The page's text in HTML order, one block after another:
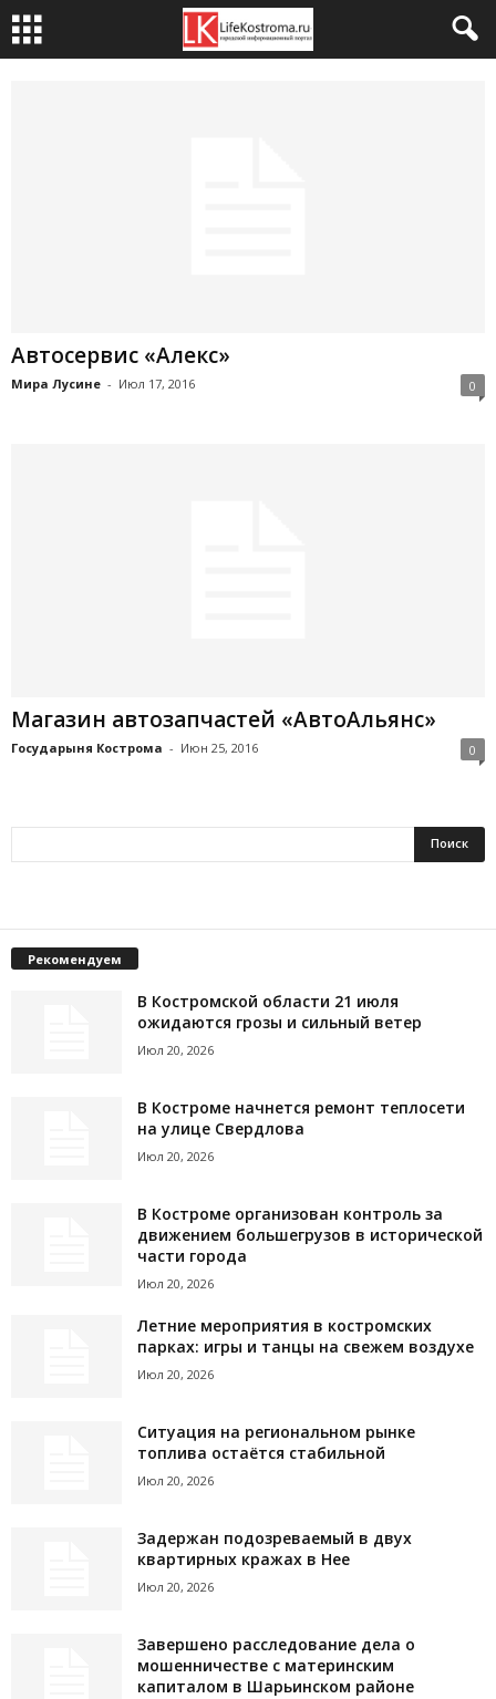
Автосервис «Алекс»
Мира Лусине - Июл 17, 2016 0
Магазин автозапчастей «АвтоАльянс»
Государыня Кострома - Июн 25, 2016 0
Рекомендуем
В Костромской области 21 июля
ожидаются грозы и сильный ветер
Июл 20, 2026
В Костроме начнется ремонт теплосети
на улице Свердлова
Июл 20, 2026
В Костроме организован контроль за
движением большегрузов в исторической
части города
Июл 20, 2026
Летние мероприятия в костромских
парках: игры и танцы на свежем воздухе
Июл 20, 2026
Ситуация на региональном рынке
топлива остаётся стабильной
Июл 20, 2026
Задержан подозреваемый в двух
квартирных кражах в Нее
Июл 20, 2026
Завершено расследование дела о
мошенничестве с материнским
капиталом в Шарьинском районе